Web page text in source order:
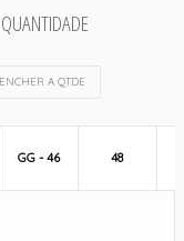
A QTDE
GG - 46 48